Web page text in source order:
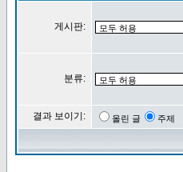
게시판:
분류:
결과 보이기: 올린 글 주제